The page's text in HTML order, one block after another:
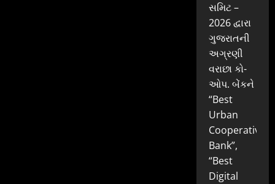
સમિટ –
2026 દ્વારા
ગુજરાતની
અગ્રણી
વરાછા કો-
ઓપ. બેંકને
“Best
Urban
Cooperative
Bank”,
“Best
Digital